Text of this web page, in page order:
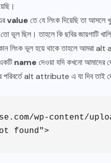
value তে যে লিংক দিয়েছি তা আসলে
ভূল ছিল। তাহলে কি ছবির জায়গাটি
কোন লিংক ভূল হয়ে থাকে তাহলে আমরা
name দেওয়া যদি কখনো আমাদের
পরিবর্তে alt attribute এ যা দিব তাই
wp-content/
found">